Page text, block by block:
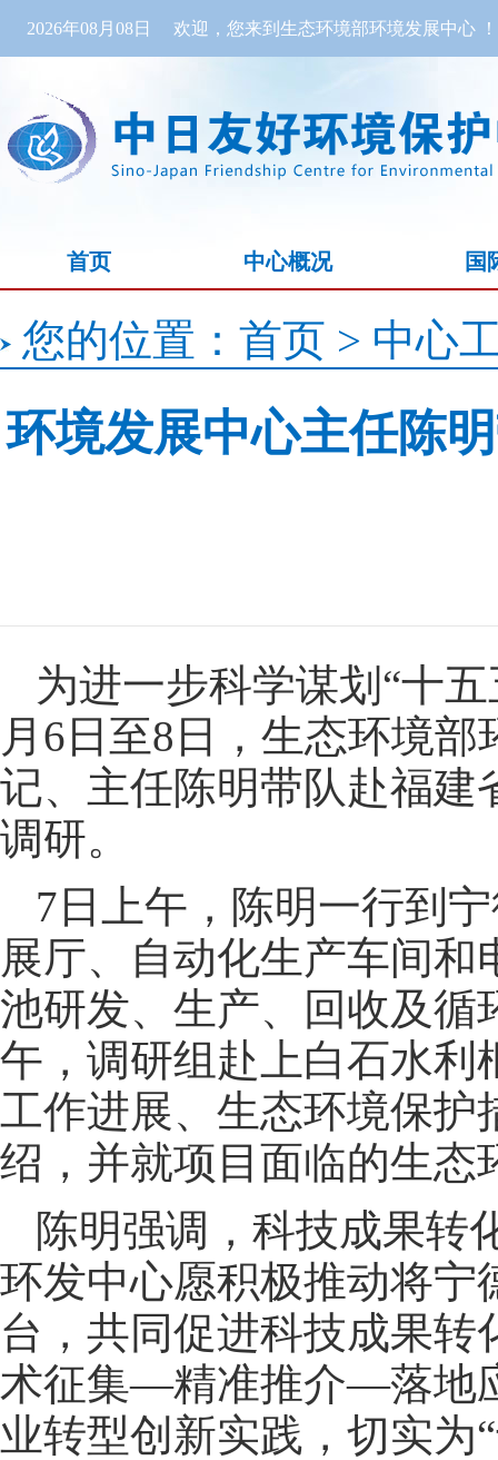
2026年08月08日 欢迎，您来到生态环境部环境发展中心 ！
首页 中心概况 国
您的位置： 首页 > 中心
环境发展中心主任陈
为进一步科学谋划“十
月6日至8日，生态环境
记、主任陈明带队赴福建
调研。
7日上午，陈明一行到
展厅、自动化生产车间
池研发、生产、回收及循
午，调研组赴上白石水利
工作进展、生态环境保护
绍，并就项目面临的生态
陈明强调，科技成果转
环发中心愿积极推动将宁
台，共同促进科技成果转
术征集—精准推介—落地
业转型创新实践，切实为